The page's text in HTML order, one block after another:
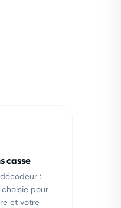
casse
:
pour
et votre